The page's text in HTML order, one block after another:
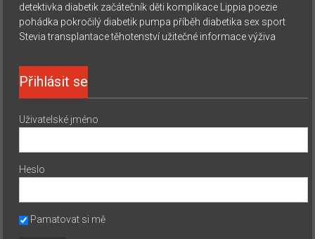
detektivka diabetik začátečník děti komplikace Lippia poezie
pohádka pokročilý diabetik pumpa příběh diabetika sex sport
Stevia transplantace těhotenství užitečné informace výživa
Přihlásit se
Uživatelské jméno
Heslo
Pamatovat si mě